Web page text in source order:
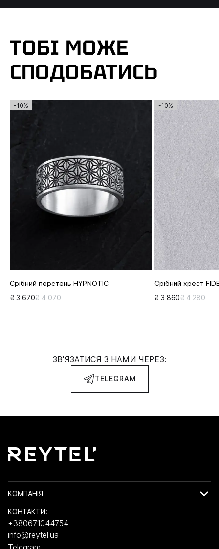
ТОБІ МОЖЕ
СПОДОБАТИСЬ
-10%
Срібний перстень HYPNOTIC
₴ 3 670₴ 4 070
-10%
Срібний хрест
₴ 3 860₴ 4 280
ЗВ'ЯЗАТИСЯ З НАМИ ЧЕРЕЗ:
TELEGRAM
КОМПАНІЯ
КОНТАКТИ:
+380671044754
info@reytel.ua